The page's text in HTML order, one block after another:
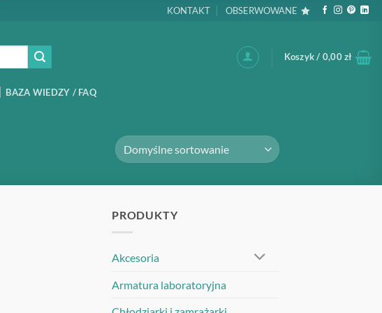
KONTAKT OBSERWOWANE
Koszyk / 0,00zł
BAZA WIEDZY / FAQ
PRODUKTY
Akcesoria
Armatura laboratoryjna